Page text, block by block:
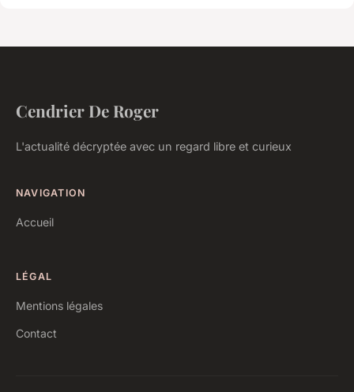
Cendrier De Roger
L'actualité décryptée avec un regard libre et curieux
NAVIGATION
Accueil
LÉGAL
Mentions légales
Contact